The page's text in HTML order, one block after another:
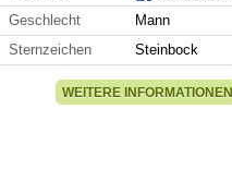
Geschlecht
Mann
Sternzeichen
Steinbock
WEITERE INFORMATIONEN